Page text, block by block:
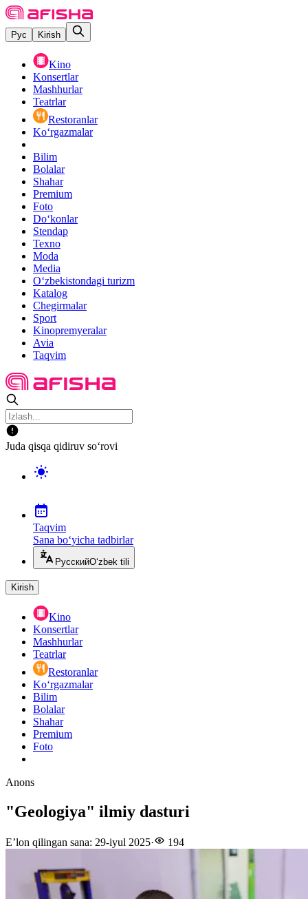
Рус Kirish
Kino
Konsertlar
Mashhurlar
Teatrlar
Restoranlar
Ko‘rgazmalar
Bilim
Bolalar
Shahar
Premium
Foto
Do‘konlar
Stendap
Texno
Moda
Media
O‘zbekistondagi turizm
Katalog
Chegirmalar
Sport
Kinopremyeralar
Avia
Taqvim
Juda qisqa qidiruv so‘rovi
Taqvim
Sana bo‘yicha tadbirlar
РусскийO‘zbek tili
Kirish
Kino
Konsertlar
Mashhurlar
Teatrlar
Restoranlar
Ko‘rgazmalar
Bilim
Bolalar
Shahar
Premium
Foto
Anons
"Geologiya" ilmiy dasturi
E’lon qilingan sana: 29-iyul 2025· 194